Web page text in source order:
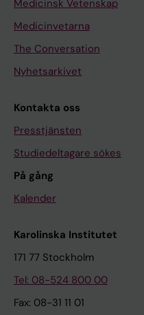
Medicinsk Vetenskap
Medicinvetarna
The Conversation
Nyhetsarkivet
Kontakta oss
Presstjänsten
Studiedeltagare sökes
På gång
Kalender
Karolinska Institutet
171 77 Stockholm
Tel: 08-524 800 00
Fax: 08-31 11 01